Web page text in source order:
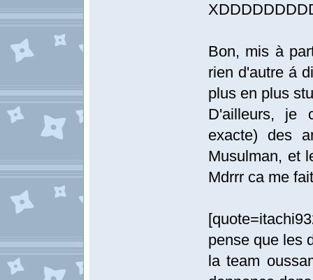
Bon, mis à
rien d'autre á
plus en plus
D'ailleurs, je
exacte) des
Musulman, et
Mdrrr ca me
pense que les
la team